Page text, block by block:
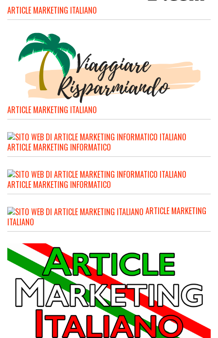
ARTICLE MARKETING ITALIANO
ARTICLE MARKETING ITALIANO
ARTICLE MARKETING INFORMATICO
ARTICLE MARKETING INFORMATICO
ARTICLE MARKETING
ITALIANO